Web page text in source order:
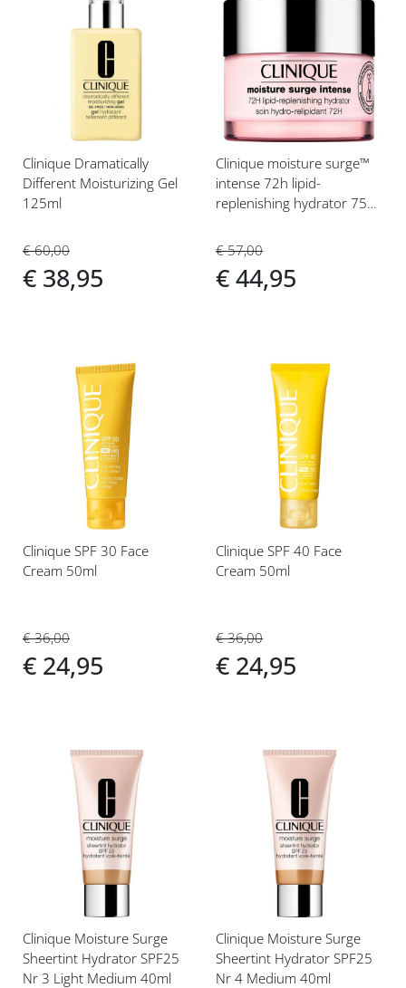
verlanglijst
Clinique Dramatically
Different Moisturizing Gel
125ml
€ 60,00
€ 38,95
aan
verlanglijst
Clinique moisture surge™
intense 72h lipid-
replenishing hydrator 75ml
€ 57,00
€ 44,95
Voeg
verlanglijst
Clinique SPF 30 Face
Cream 50ml
€ 36,00
€ 24,95
verlanglijst
Clinique SPF 40 Face
Cream 50ml
€ 36,00
€ 24,95
Voeg
verlanglijst
Clinique Moisture Surge
Sheertint Hydrator SPF25
Nr 3 Light Medium 40ml
Voeg
verlanglijst
Clinique Moisture Surge
Sheertint Hydrator SPF25
Nr 4 Medium 40ml